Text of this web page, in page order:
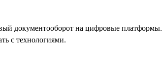
документооборот на цифровые
с технологиями.